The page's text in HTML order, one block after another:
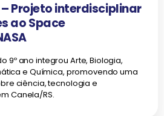
Projeto interdisciplinar
ao Space
9º ano integrou Arte, Biologia,
e Química, promovendo uma
ciência, tecnologia e
Canela/RS.